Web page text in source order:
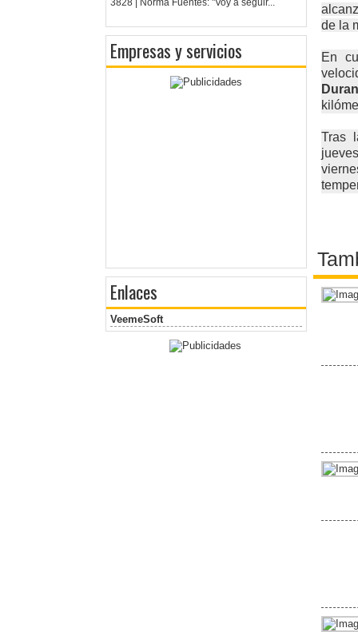
3828 | Norma Fuentes: "Voy a seguir...
Empresas y servicios
Enlaces
VeemeSoft
de la
En
Tras